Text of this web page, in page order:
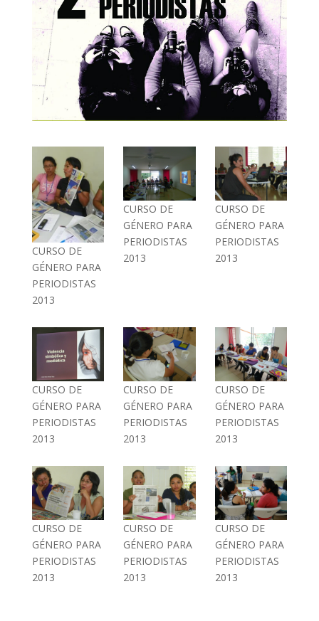
CURSO DE
GÉNERO PARA
PERIODISTAS
2013
CURSO DE
GÉNERO PARA
PERIODISTAS
2013
CURSO DE
GÉNERO PARA
PERIODISTAS
2013
CURSO DE
GÉNERO PARA
PERIODISTAS
2013
CURSO DE
GÉNERO PARA
PERIODISTAS
2013
CURSO DE
GÉNERO PARA
PERIODISTAS
2013
CURSO DE
GÉNERO PARA
PERIODISTAS
2013
CURSO DE
GÉNERO PARA
PERIODISTAS
2013
CURSO DE
GÉNERO PARA
PERIODISTAS
2013